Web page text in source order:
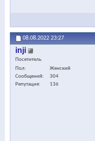
08.08.2022 23:27
inji
Посетитель
Пол
Женский
Сообщений
304
Репутация
136